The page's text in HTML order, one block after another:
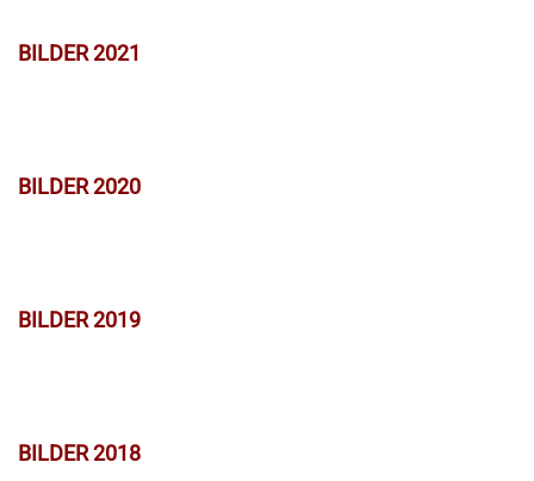
BILDER 2021
BILDER 2020
BILDER 2019
BILDER 2018